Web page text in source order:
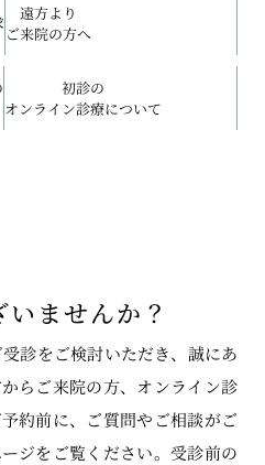
遠方より
ご来院の方へ
初診の
オンライン診療について
ませんか？
診をご検討いただき、誠にあ
らご来院の方、オンライン診
約前に、ご質問やご相談がご
ジをご覧ください。受診前の